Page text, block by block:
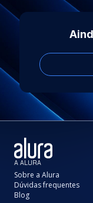
A ALURA
Sobre a Alura
Dúvidas frequentes
Blog